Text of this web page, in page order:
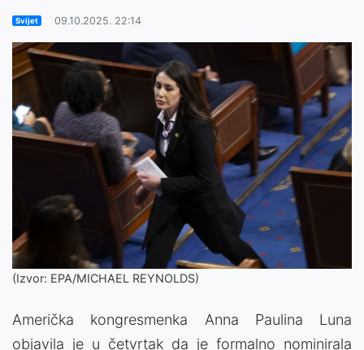
Svijet 09.10.2025. 22:14
(Izvor: EPA/MICHAEL REYNOLDS)
Američka kongresmenka Anna Paulina Luna
objavila je u četvrtak da je formalno nominirala